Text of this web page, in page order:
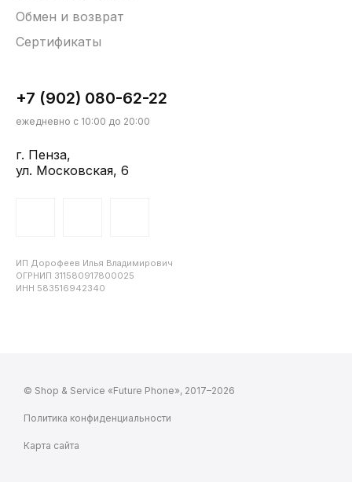
Обмен и возврат
Сертификаты
+7 (902) 080-62-22
ежедневно с 10:00 до 20:00
г. Пенза,
ул. Московская, 6
ИП Дорофеев Илья Владимирович
ОГРНИП 311580917800025
ИНН 583516942340
© Shop & Service «Future Phone», 2017–2026
Политика конфиденциальности
Карта сайта